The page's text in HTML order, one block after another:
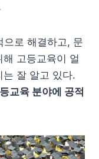
으로 해결하고, 문
고등교육이 얼
는 잘 알고 있다.
교육 분야에 공적